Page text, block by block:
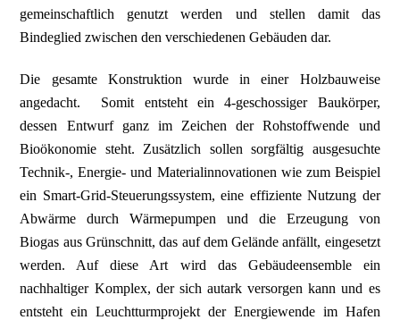
gemeinschaftlich genutzt werden und stellen damit das
Bindeglied zwischen den verschiedenen Gebäuden dar.
Die gesamte Konstruktion wurde in einer Holzbauweise
angedacht. Somit entsteht ein 4-geschossiger Baukörper,
dessen Entwurf ganz im Zeichen der Rohstoffwende und
Bioökonomie steht. Zusätzlich sollen sorgfältig ausgesuchte
Technik-, Energie- und Materialinnovationen wie zum Beispiel
ein Smart-Grid-Steuerungssystem, eine effiziente Nutzung der
Abwärme durch Wärmepumpen und die Erzeugung von
Biogas aus Grünschnitt, das auf dem Gelände anfällt, eingesetzt
werden. Auf diese Art wird das Gebäudeensemble ein
nachhaltiger Komplex, der sich autark versorgen kann und es
entsteht ein Leuchtturmprojekt der Energiewende im Hafen